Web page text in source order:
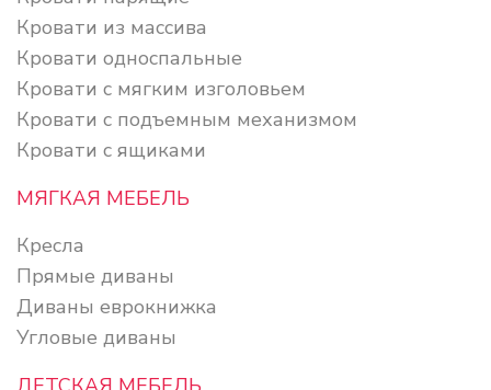
Кровати из массива
Кровати односпальные
Кровати с мягким изголовьем
Кровати с подъемным механизмом
Кровати с ящиками
МЯГКАЯ МЕБЕЛЬ
Кресла
Прямые диваны
Диваны еврокнижка
Угловые диваны